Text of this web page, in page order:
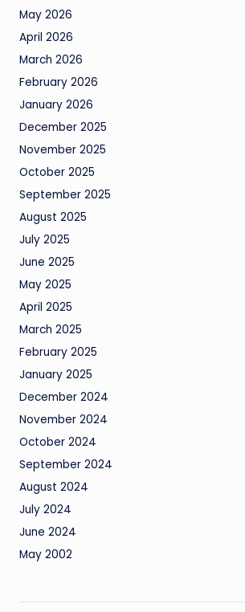
May 2026
April 2026
March 2026
February 2026
January 2026
December 2025
November 2025
October 2025
September 2025
August 2025
July 2025
June 2025
May 2025
April 2025
March 2025
February 2025
January 2025
December 2024
November 2024
October 2024
September 2024
August 2024
July 2024
June 2024
May 2002